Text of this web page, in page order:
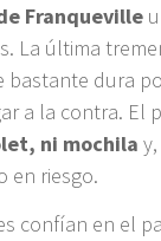
Franqueville
La última
bastante dura
a la contra.
ni mochila
en riesgo.
confían en el